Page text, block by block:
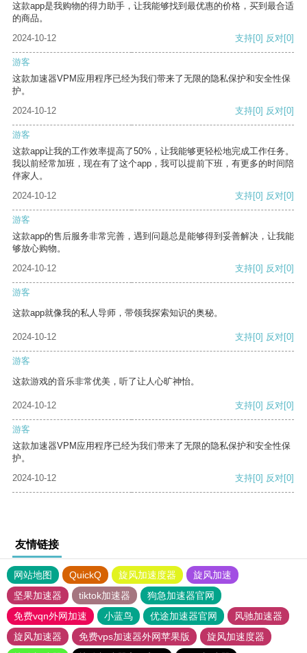
这款app是我购物的得力助手，让我能够找到最优惠的价格，买到最合适
的商品。
2024-10-12
支持[0] 反对[0]
游客
这款加速器VPM应用程序已经为我们带来了无限的隐私保护和安全性保
护。
2024-10-12
支持[0] 反对[0]
游客
这款app让我的工作效率提高了50%，让我能够更轻松地完成工作任务。
我以前经常加班，现在有了这个app，我可以提前下班，有更多的时间陪
伴家人。
2024-10-12
支持[0] 反对[0]
游客
这款app的售后服务非常完善，遇到问题总是能够得到妥善解决，让我能
够放心购物。
2024-10-12
支持[0] 反对[0]
游客
这款app就像我的私人导师，带领我探索知识的奥秘。
2024-10-12 支持[0] 反对[0]
游客
这款游戏的音乐非常优美，听了让人心旷神怡。
2024-10-12 支持[0] 反对[0]
游客
这款加速器VPM应用程序已经为我们带来了无限的隐私保护和安全性保
护。
2024-10-12
支持[0] 反对[0]
友情链接
网站地图 QuickQ 旋风加速度器
旋风加速
坚果加速器
tiktok加速器
狗急加速器官网
免费vqn外网加速
小蓝鸟 优途加速器官网
风驰加速器
旋风加速器
免费vps加速器外网苹果版
旋风加速度器